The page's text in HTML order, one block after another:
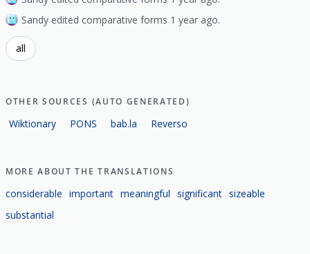
Sandy edited comparative forms 1 year ago.
all
OTHER SOURCES (AUTO GENERATED)
Wiktionary PONS bab.la Reverso
MORE ABOUT THE TRANSLATIONS
considerable important meaningful significant sizeable
substantial